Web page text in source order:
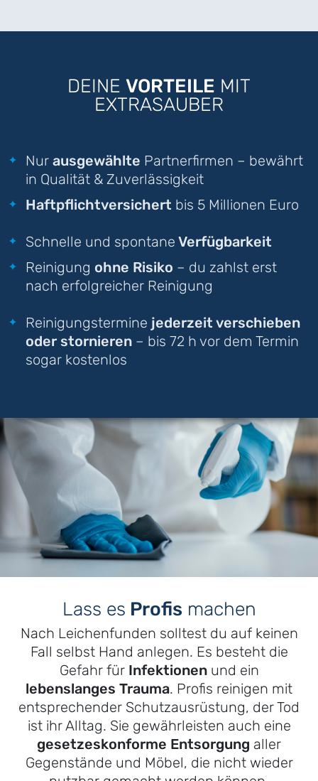
DEINE VORTEILE MIT
EXTRASAUBER
Nur ausgewählte Partnerfirmen – bewährt
in Qualität & Zuverlässigkeit
Haftpflichtversichert bis 5 Millionen Euro
Schnelle und spontane Verfügbarkeit
Reinigung ohne Risiko – du zahlst erst
nach erfolgreicher Reinigung
Reinigungstermine jederzeit verschieben
oder stornieren – bis 72 h vor dem Termin
sogar kostenlos
Lass es Profis machen
Nach Leichenfunden solltest du auf keinen
Fall selbst Hand anlegen. Es besteht die
Gefahr für Infektionenund ein
lebenslanges Trauma. Profis reinigen mit
entsprechender Schutzausrüstung, der Tod
ist ihr Alltag. Sie gewährleisten auch eine
gesetzeskonforme Entsorgung aller
Gegenstände und Möbel, die nicht wieder